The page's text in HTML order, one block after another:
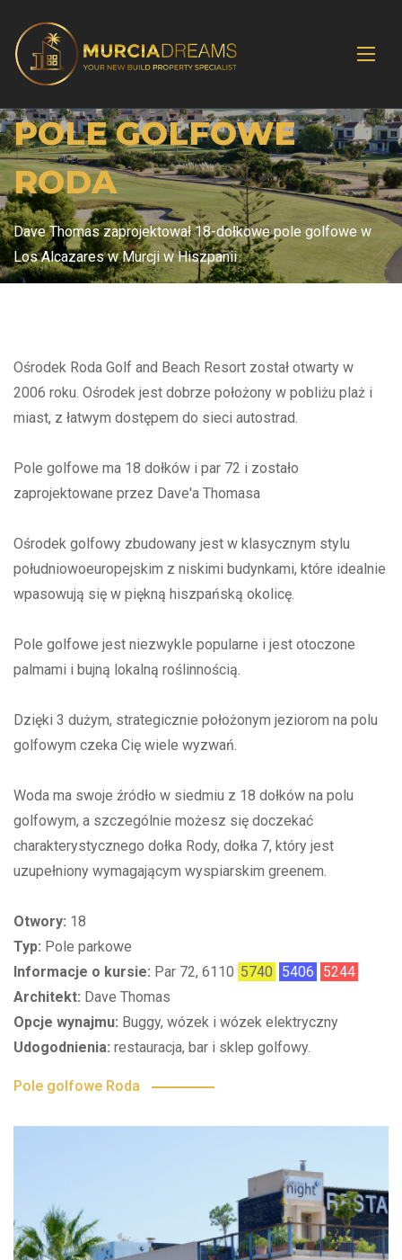
POLE GOLFOWE
RODA
Dave Thomas zaprojektował 18-dołkowe pole golfowe w
Los Alcazares w Murcji w Hiszpanii
Ośrodek Roda Golf and Beach Resort został otwarty w
2006 roku. Ośrodek jest dobrze położony w pobliżu plaż i
miast, z łatwym dostępem do sieci autostrad.
Pole golfowe ma 18 dołków i par 72 i zostało
zaprojektowane przez Dave'a Thomasa
Ośrodek golfowy zbudowany jest w klasycznym stylu
południowoeuropejskim z niskimi budynkami, które idealnie
wpasowują się w piękną hiszpańską okolicę.
Pole golfowe jest niezwykle popularne i jest otoczone
palmami i bujną lokalną roślinnością.
Dzięki 3 dużym, strategicznie położonym jeziorom na polu
golfowym czeka Cię wiele wyzwań.
Woda ma swoje źródło w siedmiu z 18 dołków na polu
golfowym, a szczególnie możesz się doczekać
charakterystycznego dołka Rody, dołka 7, który jest
uzupełniony wymagającym wyspiarskim greenem.
Otwory: 18
Typ: Pole parkowe
Informacje o kursie: Par 72, 6110 5740 5406
5244
Architekt: Dave Thomas
Opcje wynajmu: Buggy, wózek i wózek elektryczny
Udogodnienia: restauracja, bar i sklep golfowy.
Pole golfowe Roda